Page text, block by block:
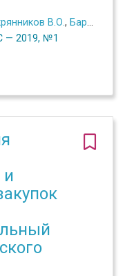
В.О. , Барыкин А.Н.
— 2019, №1
и